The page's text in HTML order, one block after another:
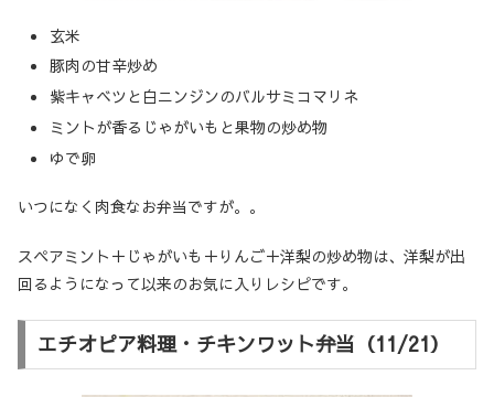
玄米
豚肉の甘辛炒め
紫キャベツと白ニンジンのバルサミコマリネ
ミントが香るじゃがいもと果物の炒め物
ゆで卵
いつになく肉食なお弁当ですが。。
スペアミント＋じゃがいも＋りんご＋洋梨の炒め物は、洋梨が出
回るようになって以来のお気に入りレシピです。
エチオピア料理・チキンワット弁当（11/21）